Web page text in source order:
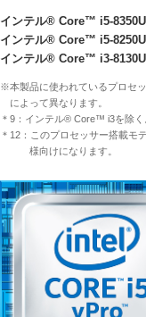
インテル® Core™ i5-
インテル® Core™ i5-
インテル® Core™ i3-
※本製品に使われているプロセ
によって異なります。
＊9：インテル® Core™ i3を除く
＊12：このプロセッサー搭載モ
様向けになります。